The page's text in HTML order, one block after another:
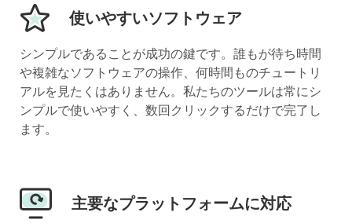
使いやすいソフトウェア
シンプルであることが成功の鍵です。誰もが待ち時間
や複雑なソフトウェアの操作、何時間ものチュートリ
アルを見たくはありません。私たちのツールは常にシ
ンプルで使いやすく、数回クリックするだけで完了し
ます。
主要なプラットフォームに対応